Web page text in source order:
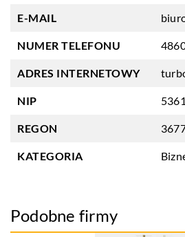
E-MAIL
NUMER TELEFONU
ADRES INTERNETOWY
NIP
REGON
KATEGORIA
Podobne firmy